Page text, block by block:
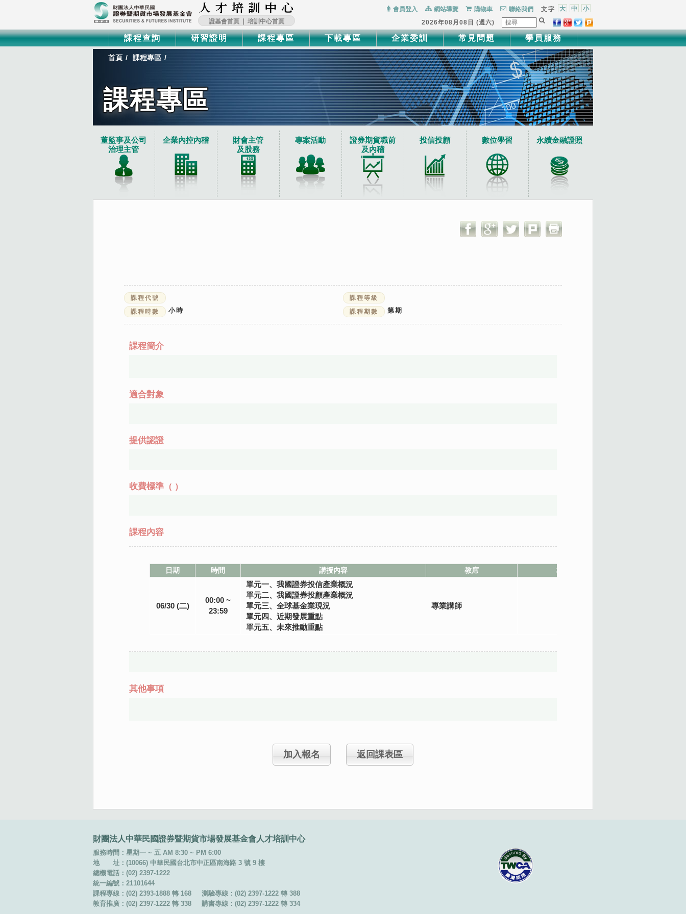
證基會首頁 培訓中心首頁
會員登入 網站導覽 購物車 聯絡我們 文字 大 中
小
2026年08月08日 (週六)
課程查詢 研習證明 課程專區 下載專區 企業委訓 常見問題 學員服務
首頁 課程專區
課程專區
董監事及公司
治理主管
企業內控內稽
財會主管
及股務
專案活動
證券期貨職前
及內稽
投信投顧 數位學習 永續金融證照
課程代號
課程時數
小時
課程等級
課程期數
第期
課程簡介
適合對象
提供認證
收費標準 ( )
課程內容
日期 時間 講授內容 教席 地點
06/30 (二)
00:00 ~
23:59
單元一、我國證券投信產業概況
單元二、我國證券投顧產業概況
單元三、全球基金業現況
單元四、近期發展重點
單元五、未來推動重點
專業講師
其他事項
加入報名 返回課表區
財團法人中華民國證券暨期貨市場發展基金會人才培訓中心
服務時間：星期一 ~ 五 AM 8:30 ~ PM 6:00
地 址：(10066) 中華民國台北市中正區南海路 3 號 9 樓
總機電話：(02) 2397-1222
統一編號：21101644
課程專線：(02) 2393-1888 轉 168
測驗專線：(02) 2397-1222 轉 388
教育推廣：(02) 2397-1222 轉 338
購書專線：(02) 2397-1222 轉 334